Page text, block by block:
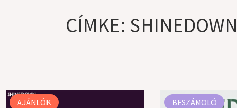
CÍMKE: SHINEDOWN
AJÁNLÓK BESZÁMOLÓ